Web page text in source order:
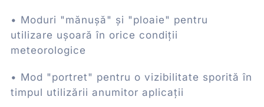
• Moduri "mănușă" și "ploaie" pentru
utilizare ușoară în orice condiții
meteorologice
• Mod "portret" pentru o vizibilitate sporită în
timpul utilizării anumitor aplicații